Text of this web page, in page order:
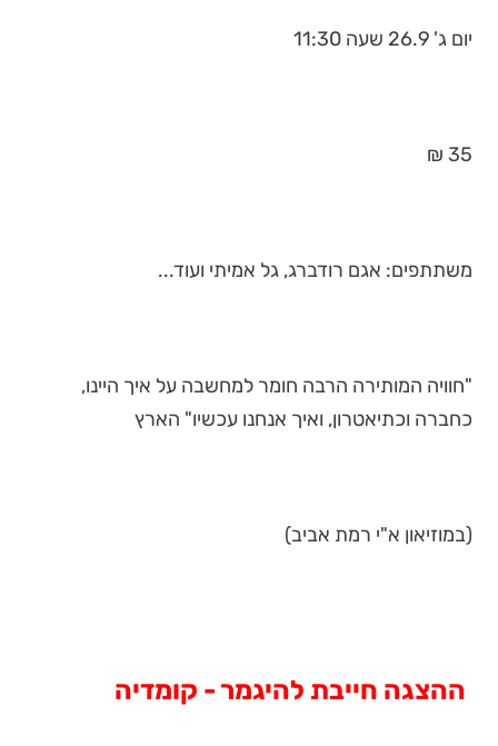
יום ג' 26.9 שעה 11:30
35 ₪
משתתפים: אגם רודברג, גל אמיתי ועוד...
"חוויה המותירה הרבה חומר למחשבה על איך היינו,
כחברה וכתיאטרון, ואיך אנחנו עכשיו" הארץ
(במוזיאון א"י רמת אביב)
ההצגה חייבת להיגמר - קומדיה